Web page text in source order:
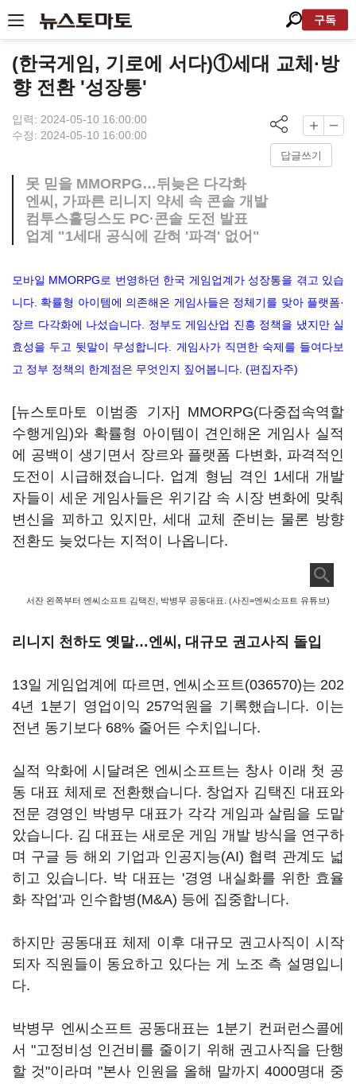
구독
(한국게임, 기로에 서다)①세대 교체·방
향 전환 '성장통'
입력: 2024-05-10 16:00:00
수정: 2024-05-10 16:00:00
답글쓰기
못 믿을 MMORPG…뒤늦은 다각화
엔씨, 가파른 리니지 약세 속 콘솔 개발
컴투스홀딩스도 PC·콘솔 도전 발표
업계 "1세대 공식에 갇혀 '파격' 없어"
모바일 MMORPG로 번영하던 한국 게임업계가 성장통을 겪고 있습
니다. 확률형 아이템에 의존해온 게임사들은 정체기를 맞아 플랫폼·
장르 다각화에 나섰습니다. 정부도 게임산업 진흥 정책을 냈지만 실
효성을 두고 뒷말이 무성합니다. 게임사가 직면한 숙제를 들여다보
고 정부 정책의 한계점은 무엇인지 짚어봅니다. (편집자주)
[뉴스토마토 이범종 기자] MMORPG(다중접속역할
수행게임)와 확률형 아이템이 견인해온 게임사 실적
에 공백이 생기면서 장르와 플랫폼 다변화, 파격적인
도전이 시급해졌습니다. 업계 형님 격인 1세대 개발
자들이 세운 게임사들은 위기감 속 시장 변화에 맞춰
변신을 꾀하고 있지만, 세대 교체 준비는 물론 방향
전환도 늦었다는 지적이 나옵니다.
서잔 왼쪽부터 엔씨소프트 김택진, 박병무 공동대표. (사진=엔씨소프트 유튜브)
리니지 천하도 옛말…엔씨, 대규모 권고사직 돌입
13일 게임업계에 따르면, 엔씨소프트(036570)는 202
4년 1분기 영업이익 257억원을 기록했습니다. 이는
전년 동기보다 68% 줄어든 수치입니다.
실적 악화에 시달려온 엔씨소프트는 창사 이래 첫 공
동 대표 체제로 전환했습니다. 창업자 김택진 대표와
전문 경영인 박병무 대표가 각각 게임과 살림을 도맡
았습니다. 김 대표는 새로운 게임 개발 방식을 연구하
며 구글 등 해외 기업과 인공지능(AI) 협력 관계도 넓
히고 있습니다. 박 대표는 '경영 내실화를 위한 효율
화 작업'과 인수합병(M&A) 등에 집중합니다.
하지만 공동대표 체제 이후 대규모 권고사직이 시작
되자 직원들이 동요하고 있다는 게 노조 측 설명입니
다.
박병무 엔씨소프트 공동대표는 1분기 컨퍼런스콜에
서 "고정비성 인건비를 줄이기 위해 권고사직을 단행
할 것"이라며 "본사 인원을 올해 말까지 4000명대 중